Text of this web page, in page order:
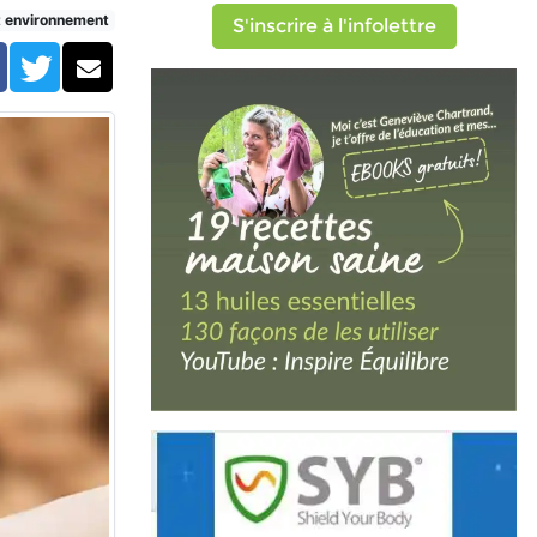
environnement
TwitterCourriel
S'inscrire à l'infolettre